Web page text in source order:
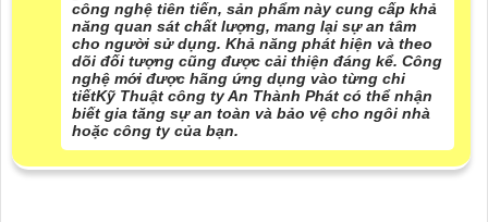
công nghệ tiên tiến, sản phẩm này cung cấp khả
năng quan sát chất lượng, mang lại sự an tâm
cho người sử dụng. Khả năng phát hiện và theo
dõi đối tượng cũng được cải thiện đáng kể. Công
nghệ mới được hãng ứng dụng vào từng chi
tiếtKỹ Thuật công ty An Thành Phát có thể nhận
biết gia tăng sự an toàn và bảo vệ cho ngôi nhà
hoặc công ty của bạn.